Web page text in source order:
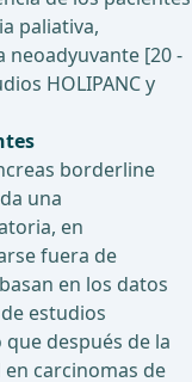
paliativa,
neoadyuvante [20 -
HOLIPANC y
borderline
una
en
fuera de
en los datos
estudios
después de la
carcinomas de